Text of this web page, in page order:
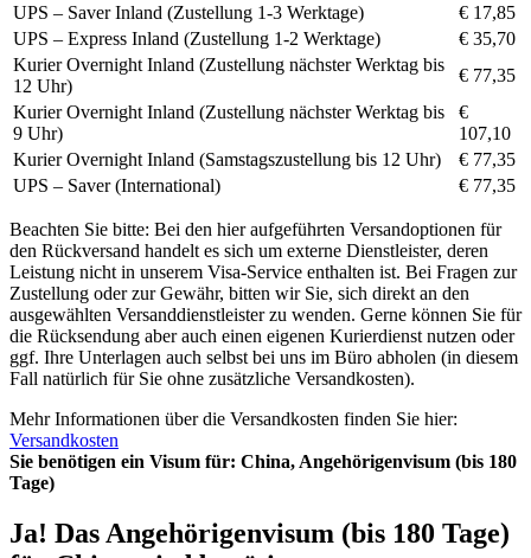
UPS – Saver Inland (Zustellung 1-3 Werktage)
€ 17,85
UPS – Express Inland (Zustellung 1-2 Werktage)
€ 35,70
Kurier Overnight Inland (Zustellung nächster Werktag bis
12 Uhr)
€ 77,35
Kurier Overnight Inland (Zustellung nächster Werktag bis
9 Uhr)
€
107,10
Kurier Overnight Inland (Samstagszustellung bis 12 Uhr)
€ 77,35
UPS – Saver (International)
€ 77,35
Beachten Sie bitte: Bei den hier aufgeführten Versandoptionen für
den Rückversand handelt es sich um externe Dienstleister, deren
Leistung nicht in unserem Visa-Service enthalten ist. Bei Fragen zur
Zustellung oder zur Gewähr, bitten wir Sie, sich direkt an den
ausgewählten Versanddienstleister zu wenden. Gerne können Sie für
die Rücksendung aber auch einen eigenen Kurierdienst nutzen oder
ggf. Ihre Unterlagen auch selbst bei uns im Büro abholen (in diesem
Fall natürlich für Sie ohne zusätzliche Versandkosten).
Mehr Informationen über die Versandkosten finden Sie hier:
Versandkosten
Sie benötigen ein Visum für: China, Angehörigenvisum (bis 180
Tage)
Ja! Das Angehörigenvisum (bis 180 Tage)